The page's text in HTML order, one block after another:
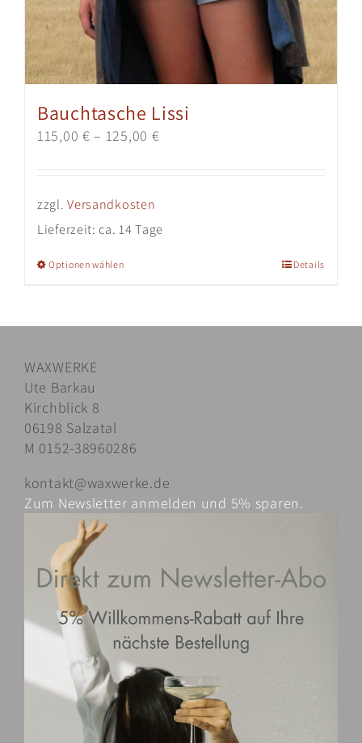
Bauchtasche Lissi
115,00 € – 125,00 €
zzgl.Versandkosten
Lieferzeit:ca. 14 Tage
Optionen wählenDieses
mehrere
auf
Produktseite
gewählt
Details
WAXWERKE
Ute Barkau
Kirchblick 8
06198 Salzatal
M 0152-38960286
kontakt@waxwerke.de
Zum Newsletter anmelden und 5% sparen.